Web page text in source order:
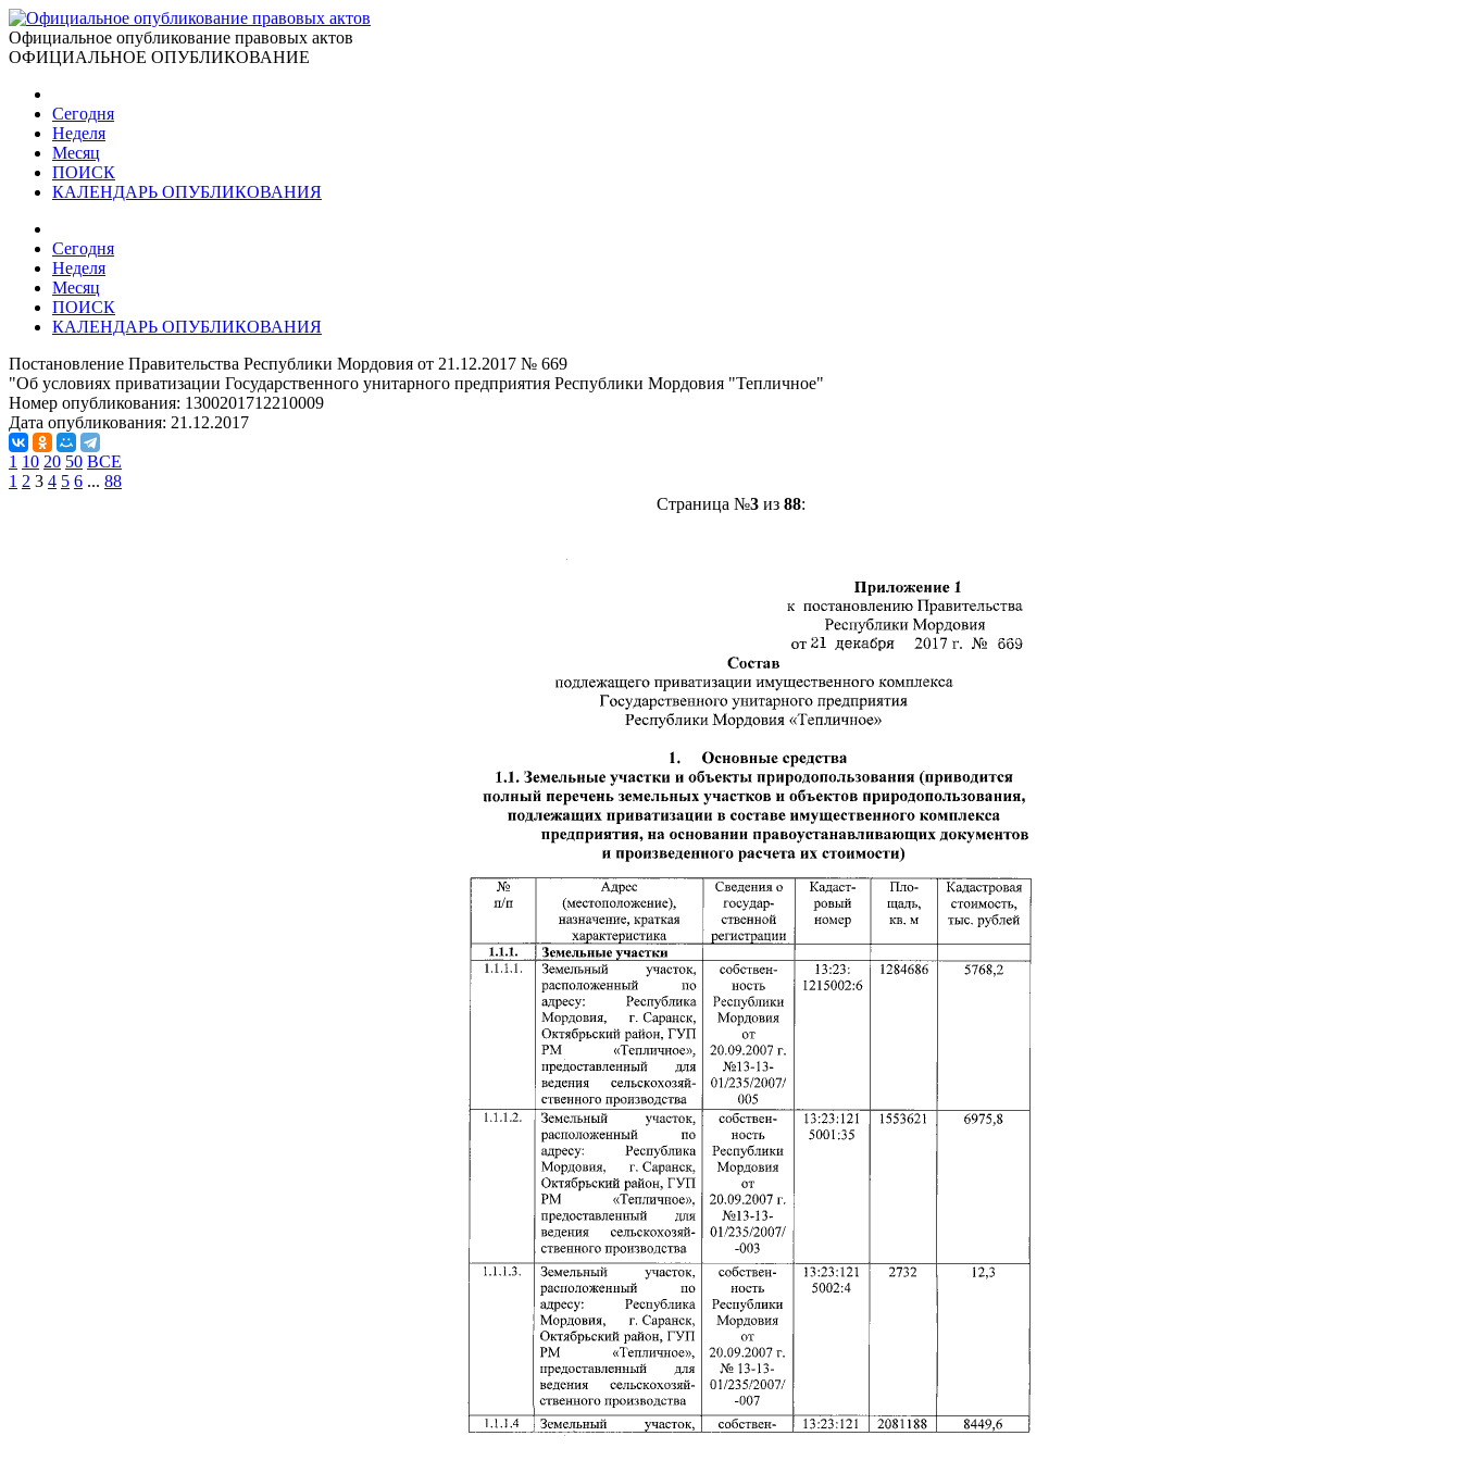
Официальное опубликование правовых актов
ОФИЦИАЛЬНОЕ ОПУБЛИКОВАНИЕ
Сегодня
Неделя
Месяц
ПОИСК
КАЛЕНДАРЬ ОПУБЛИКОВАНИЯ
Сегодня
Неделя
Месяц
ПОИСК
КАЛЕНДАРЬ ОПУБЛИКОВАНИЯ
Постановление Правительства Республики Мордовия от 21.12.2017 № 669
"Об условиях приватизации Государственного унитарного предприятия Республики Мордовия "Тепличное"
Номер опубликования: 1300201712210009
Дата опубликования: 21.12.2017
1 10 20 50 ВСЕ
1 2 3 4 5 6 ... 88
Страница №3из 88: